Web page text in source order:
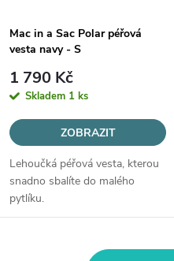
Mac in a Sac Polar péřová
vesta navy - S
1 790 Kč
Skladem 1 ks
ZOBRAZIT
Lehoučká péřová vesta, kterou
snadno sbalíte do malého
pytlíku.